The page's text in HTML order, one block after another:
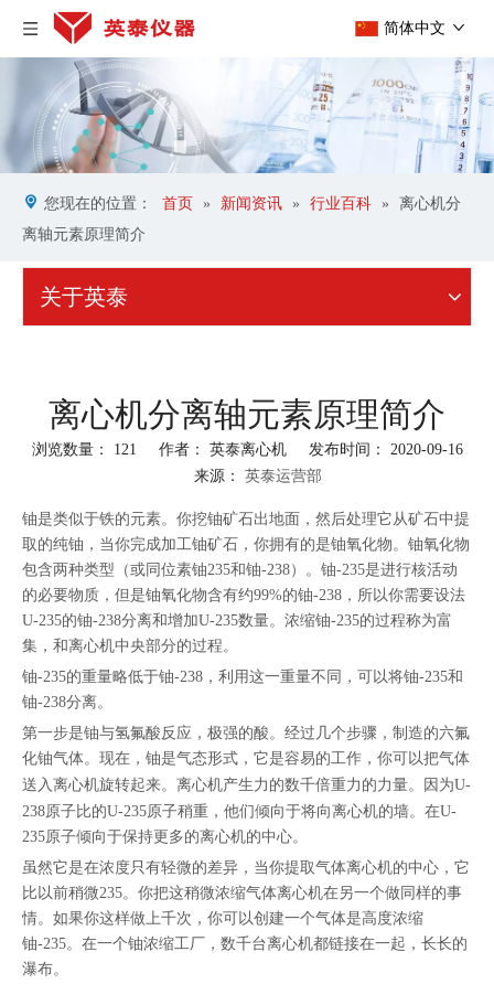
简体中文
您现在的位置： 首页 » 新闻资讯 » 行业百科 »
离心机分
离轴元素原理简介
关于英泰
离心机分离轴元素原理简介
浏览数量： 121 作者： 英泰离心机 发布时间： 2020-09-16
来源： 英泰运营部
["facebook","twitter","line","wechat","linkedin","pinterest","whatsapp"]
铀是类似于铁的元素。你挖铀矿石出地面，然后处理它从矿石中提
取的纯铀，当你完成加工铀矿石，你拥有的是铀氧化物。铀氧化物
包含两种类型（或同位素铀235和铀-238）。铀-235是进行核活动
的必要物质，但是铀氧化物含有约99%的铀-238，所以你需要设法
U-235的铀-238分离和增加U-235数量。浓缩铀-235的过程称为富
集，和离心机中央部分的过程。
铀-235的重量略低于铀-238，利用这一重量不同，可以将铀-235和
铀-238分离。
第一步是铀与氢氟酸反应，极强的酸。经过几个步骤，制造的六氟
化铀气体。现在，铀是气态形式，它是容易的工作，你可以把气体
送入离心机旋转起来。离心机产生力的数千倍重力的力量。因为U-
238原子比的U-235原子稍重，他们倾向于将向离心机的墙。在U-
235原子倾向于保持更多的离心机的中心。
虽然它是在浓度只有轻微的差异，当你提取气体离心机的中心，它
比以前稍微235。你把这稍微浓缩气体离心机在另一个做同样的事
情。如果你这样做上千次，你可以创建一个气体是高度浓缩
铀-235。在一个铀浓缩工厂，数千台离心机都链接在一起，长长的
瀑布。